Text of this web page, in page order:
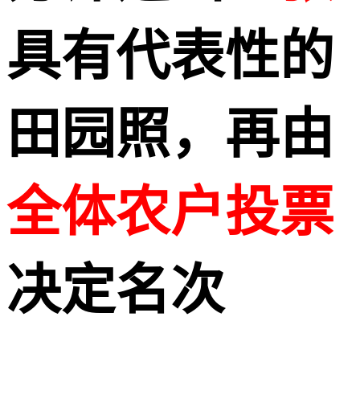
具有代表性的
田园照，再由
全体农户投票
决定名次